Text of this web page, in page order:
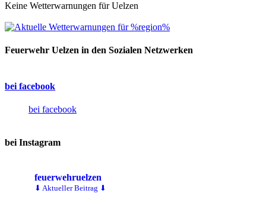
Keine Wetterwarnungen für Uelzen
Feuerwehr Uelzen in den Sozialen Netzwerken
bei facebook
bei facebook
bei Instagram
feuerwehruelzen
⬇ Aktueller Beitrag ⬇